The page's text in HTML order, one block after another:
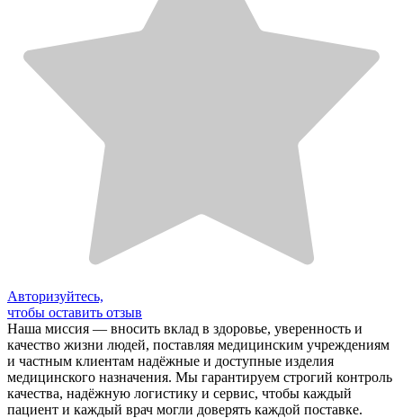
Авторизуйтесь,
чтобы оставить отзыв
Наша миссия — вносить вклад в здоровье, уверенность и
качество жизни людей, поставляя медицинским учреждениям
и частным клиентам надёжные и доступные изделия
медицинского назначения. Мы гарантируем строгий контроль
качества, надёжную логистику и сервис, чтобы каждый
пациент и каждый врач могли доверять каждой поставке.